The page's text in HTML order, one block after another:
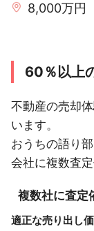
8,000万円
60％以上
不動産の売却
います。
おうちの語り
会社に複数査
複数社に査定
適正な売り出し